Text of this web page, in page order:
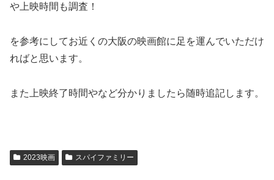
や上映時間も調査！
を参考にしてお近くの大阪の映画館に足を運んでいただけ
ればと思います。
また上映終了時間やなど分かりましたら随時追記します。
2023映画 スパイファミリー